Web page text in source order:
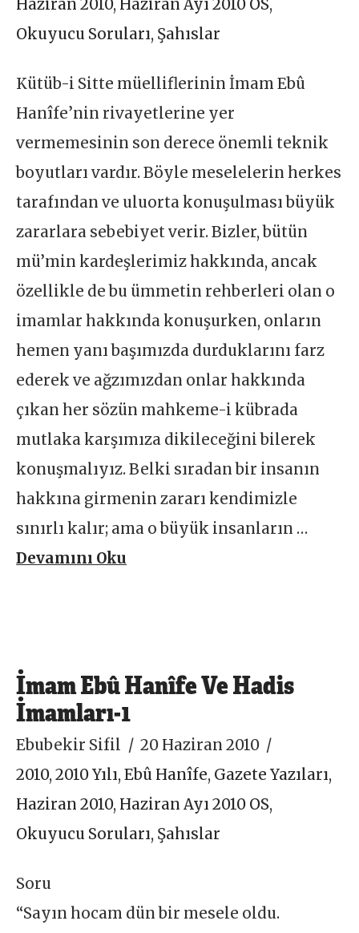
Haziran 2010, Haziran Ayı 2010 OS,
Okuyucu Soruları, Şahıslar
Kütüb-i Sitte müelliflerinin İmam Ebû
Hanîfe’nin rivayetlerine yer
vermemesinin son derece önemli teknik
boyutları vardır. Böyle meselelerin herkes
tarafından ve uluorta konuşulması büyük
zararlara sebebiyet verir. Bizler, bütün
mü’min kardeşlerimiz hakkında, ancak
özellikle de bu ümmetin rehberleri olan o
imamlar hakkında konuşurken, onların
hemen yanı başımızda durduklarını farz
ederek ve ağzımızdan onlar hakkında
çıkan her sözün mahkeme-i kübrada
mutlaka karşımıza dikileceğini bilerek
konuşmalıyız. Belki sıradan bir insanın
hakkına girmenin zararı kendimizle
sınırlı kalır; ama o büyük insanların …
Devamını Oku
İmam Ebû Hanîfe Ve Hadis
İmamları-1
Ebubekir Sifil
20 Haziran 2010
2010,2010 Yılı,Ebû Hanîfe, Gazete Yazıları,
Haziran 2010, Haziran Ayı 2010 OS,
Okuyucu Soruları, Şahıslar
Soru
“Sayın hocam dün bir mesele oldu.